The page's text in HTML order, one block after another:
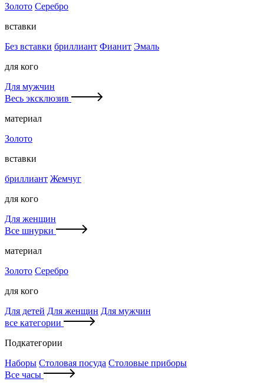
Золото Серебро
вставки
Без вставки бриллиант Фианит Эмаль
для кого
Для мужчин
Весь эксклюзив
материал
Золото
вставки
бриллиант Жемчуг
для кого
Для женщин
Все шнурки
материал
Золото Серебро
для кого
Для детей Для женщин Для мужчин
все категории
Подкатегории
Наборы Столовая посуда Столовые приборы
Все часы